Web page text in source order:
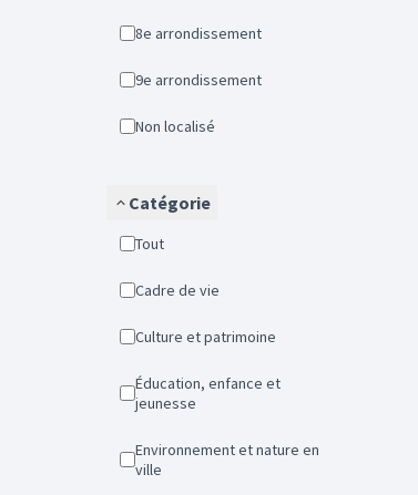
8e arrondissement
9e arrondissement
Non localisé
Catégorie
Tout
Cadre de vie
Culture et patrimoine
Éducation, enfance et
jeunesse
Environnement et nature en
ville